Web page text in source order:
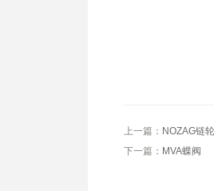
上一篇： NOZAG链轮
下一篇： MVA蝶阀